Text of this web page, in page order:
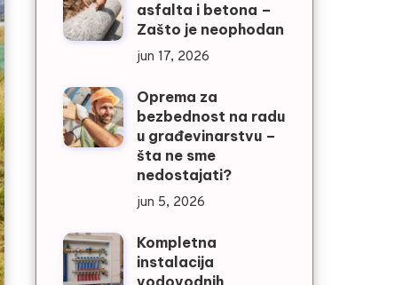
asfalta i betona –
Zašto je neophodan
jun 17, 2026
Oprema za
bezbednost na radu
u građevinarstvu –
šta ne sme
nedostajati?
jun 5, 2026
Kompletna
instalacija
vodovodnih